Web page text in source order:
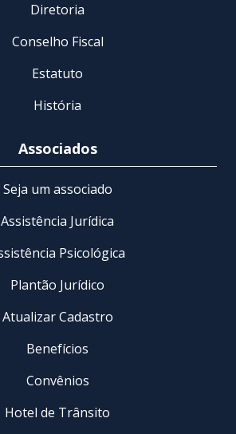
Diretoria
Conselho Fiscal
Estatuto
História
Associados
Seja um associado
Assistência Jurídica
Psicológica
Plantão Jurídico
Atualizar Cadastro
Benefícios
Convênios
Hotel de Trânsito